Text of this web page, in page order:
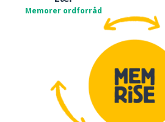
Memorer ordforråd